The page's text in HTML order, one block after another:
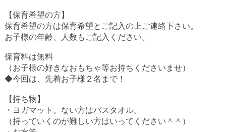
【保育希望の方】
保育希望の方は保育希望とご記入の上ご連絡下さい。
お子様の年齢、人数もご記入ください。
保育料は無料
（お子様の好きなおもちゃ等お持ちくださいませ）
◆今回は、先着お子様２名まで！
【持ち物】
・ヨガマット。ない方はバスタオル。
（持っていくのが難しい方はいってください＾＾）